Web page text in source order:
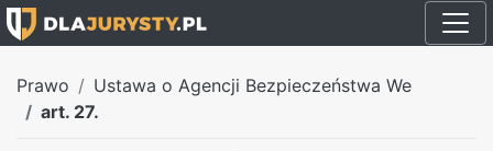
Prawo
Ustawa o Agencji Bezpieczeństwa We
art. 27.